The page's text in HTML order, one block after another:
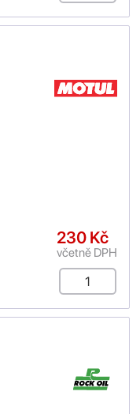
230 Kč
včetně DPH